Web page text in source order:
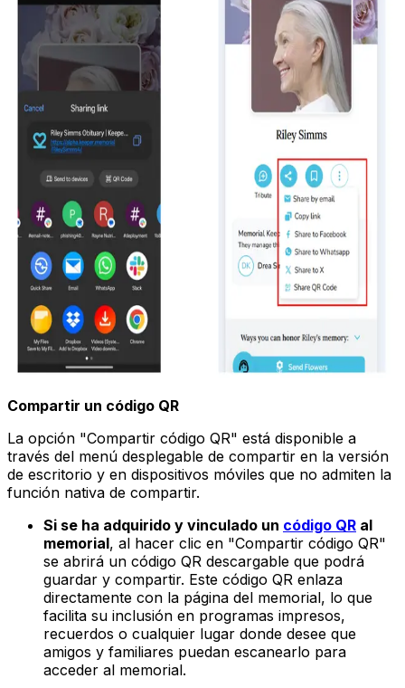
Compartir un código QR
La opción "Compartir código QR" está disponible a
través del menú desplegable de compartir en la versión
de escritorio y en dispositivos móviles que no admiten la
función nativa de compartir.
Si se ha adquirido y vinculado un código QR al
memorial, al hacer clic en "Compartir código QR"
se abrirá un código QR descargable que podrá
guardar y compartir. Este código QR enlaza
directamente con la página del memorial, lo que
facilita su inclusión en programas impresos,
recuerdos o cualquier lugar donde desee que
amigos y familiares puedan escanearlo para
acceder al memorial.